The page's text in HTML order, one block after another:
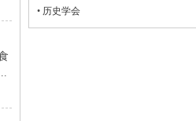
• 历史学会